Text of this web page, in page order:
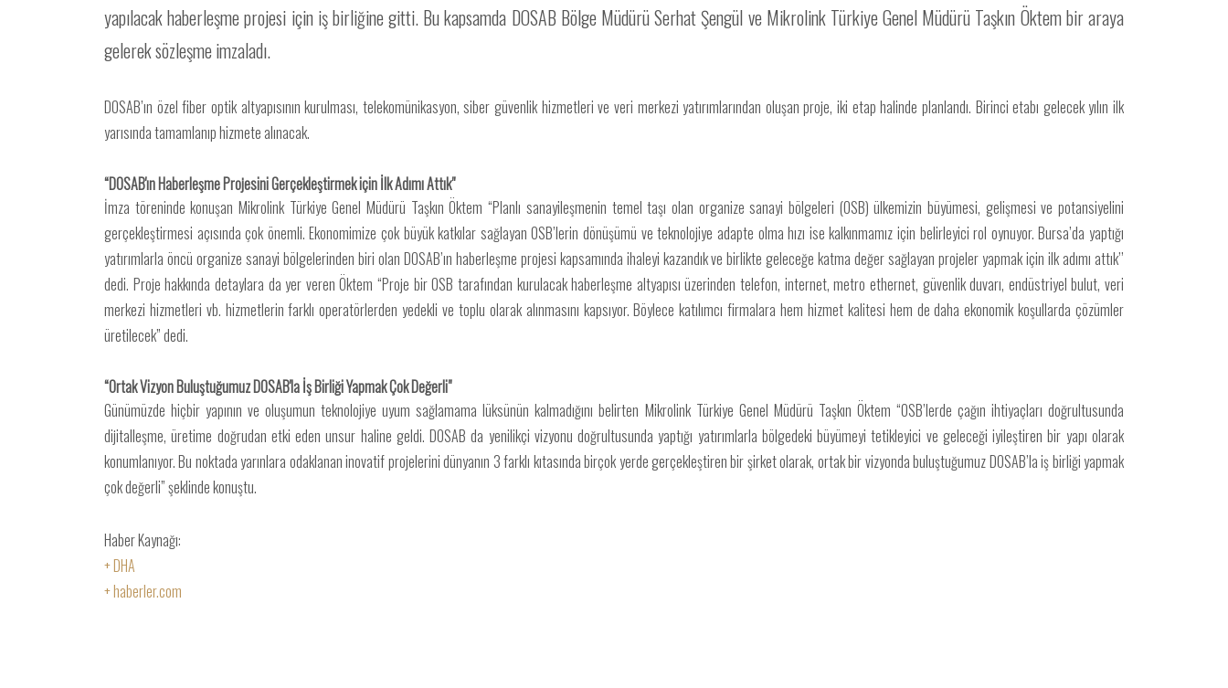
yapılacak haberleşme projesi için iş birliğine gitti. Bu kapsamda DOSAB Bölge Müdürü Serhat Şengül ve Mikrolink Türkiye Genel Müdürü Taşkın Öktem bir araya
gelerek sözleşme imzaladı.
DOSAB’ın özel fiber optik altyapısının kurulması, telekomünikasyon, siber güvenlik hizmetleri ve veri merkezi yatırımlarından oluşan proje, iki etap halinde planlandı. Birinci etabı gelecek yılın ilk
yarısında tamamlanıp hizmete alınacak.
“DOSAB'ın Haberleşme Projesini Gerçekleştirmek için İlk Adımı Attık"
İmza töreninde konuşan Mikrolink Türkiye Genel Müdürü Taşkın Öktem “Planlı sanayileşmenin temel taşı olan organize sanayi bölgeleri (OSB) ülkemizin büyümesi, gelişmesi ve potansiyelini
gerçekleştirmesi açısında çok önemli. Ekonomimize çok büyük katkılar sağlayan OSB’lerin dönüşümü ve teknolojiye adapte olma hızı ise kalkınmamız için belirleyici rol oynuyor. Bursa’da yaptığı
yatırımlarla öncü organize sanayi bölgelerinden biri olan DOSAB’ın haberleşme projesi kapsamında ihaleyi kazandık ve birlikte geleceğe katma değer sağlayan projeler yapmak için ilk adımı attık’’
dedi. Proje hakkında detaylara da yer veren Öktem “Proje bir OSB tarafından kurulacak haberleşme altyapısı üzerinden telefon, internet, metro ethernet, güvenlik duvarı, endüstriyel bulut, veri
merkezi hizmetleri vb. hizmetlerin farklı operatörlerden yedekli ve toplu olarak alınmasını kapsıyor. Böylece katılımcı firmalara hem hizmet kalitesi hem de daha ekonomik koşullarda çözümler
üretilecek” dedi.
“Ortak Vizyon Buluştuğumuz DOSAB'la İş Birliği Yapmak Çok Değerli"
Günümüzde hiçbir yapının ve oluşumun teknolojiye uyum sağlamama lüksünün kalmadığını belirten Mikrolink Türkiye Genel Müdürü Taşkın Öktem “OSB’lerde çağın ihtiyaçları doğrultusunda
dijitalleşme, üretime doğrudan etki eden unsur haline geldi. DOSAB da yenilikçi vizyonu doğrultusunda yaptığı yatırımlarla bölgedeki büyümeyi tetikleyici ve geleceği iyileştiren bir yapı olarak
konumlanıyor. Bu noktada yarınlara odaklanan inovatif projelerini dünyanın 3 farklı kıtasında birçok yerde gerçekleştiren bir şirket olarak, ortak bir vizyonda buluştuğumuz DOSAB’la iş birliği yapmak
çok değerli” şeklinde konuştu.
Haber Kaynağı:
+ DHA
+ haberler.com